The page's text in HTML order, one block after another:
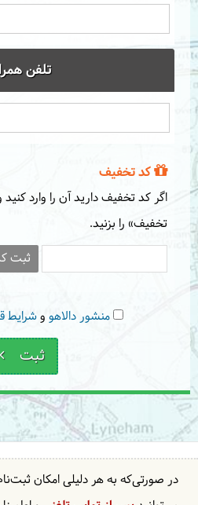
تلفن
کد تخفیف
اگر کد تخفیف دارید آن را وارد
تخفیف» را بزنید.
ثبت
منشور دالاهو وشرایط
ثبت
در صورتی‌که به هر دلیلی امکان